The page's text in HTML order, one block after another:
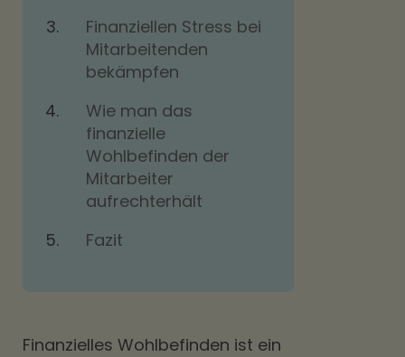
Finanziellen Stress bei
Mitarbeitenden
bekämpfen
Wie man das
finanzielle
Wohlbefinden der
Mitarbeiter
aufrechterhält
Fazit
Finanzielles Wohlbefinden ist ein